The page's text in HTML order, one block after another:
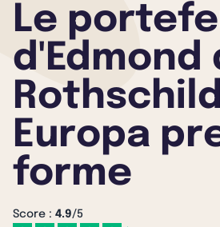
Le
d'Edmond
Rothschild
Europa
forme
Score : 4.9/5